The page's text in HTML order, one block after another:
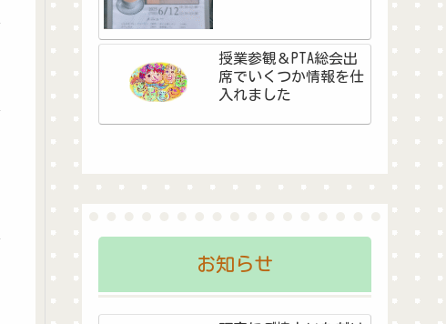
授業参観＆PTA総会出
席でいくつか情報を仕
入れました
お知らせ